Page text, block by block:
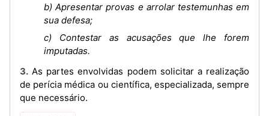
b) Apresentar provas e arrolar testemunhas em
sua defesa;
c) Contestar as acusações que lhe forem
imputadas.
3. As partes envolvidas podem solicitar a realização
de perícia médica ou científica, especializada, sempre
que necessário.